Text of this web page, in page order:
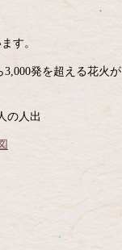
す。
発を超える花火が
の人出